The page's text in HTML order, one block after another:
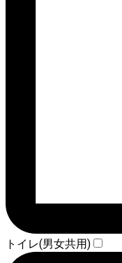
トイレ(男女共用)